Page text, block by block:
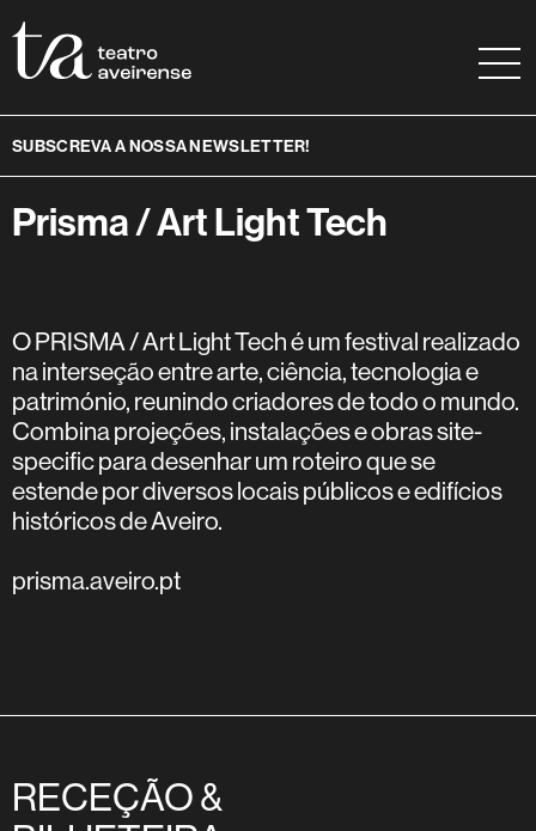
SUBSCREVA A NOSSA NEWSLETTER!
Prisma / Art Light Tech
O PRISMA / Art Light Tech é um festival realizado
na interseção entre arte, ciência, tecnologia e
património, reunindo criadores de todo o mundo.
Combina projeções, instalações e obras site-
specific para desenhar um roteiro que se
estende por diversos locais públicos e edifícios
históricos de Aveiro.
prisma.aveiro.pt
RECEÇÃO &